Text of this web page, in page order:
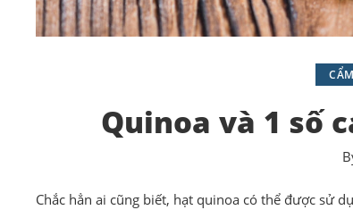
Quinoa và 1 số
Chắc hẳn ai cũng biết, hạt quinoa có thể được sử